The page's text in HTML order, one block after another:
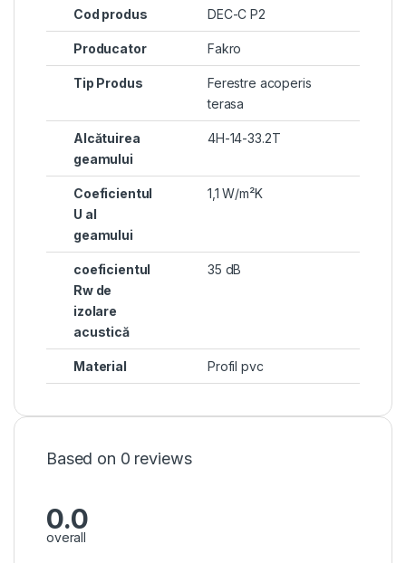
Cod produs DEC-C P2
Producator Fakro
Tip Produs
Ferestre acoperis
terasa
Alcătuirea
geamului
4H-14-33.2T
Coeficientul
U al
geamului
1,1 W/m²K
coeficientul
Rw de
izolare
acustică
35 dB
Material Profil pvc
Based on 0 reviews
0.0
overall